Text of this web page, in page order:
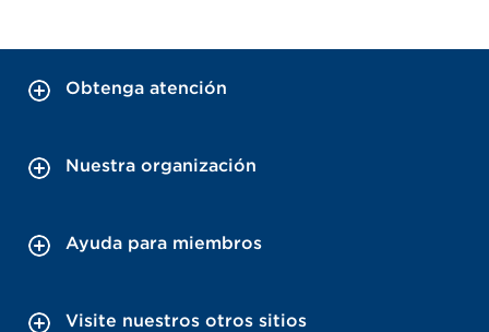
Obtenga atención
Nuestra organización
Ayuda para miembros
Visite nuestros otros sitios